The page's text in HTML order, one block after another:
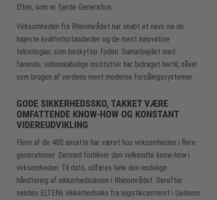
Elten, som er fjerde Generation.
Virksomheden fra Rhinområdet har skabt et navn via de
højeste kvalitetsstandarder og de mest innovative
teknologier, som beskytter foden. Samarbejdet med
førende, videnskabelige institutter har bidraget hertil, såvel
som brugen af verdens mest moderne forsålingssystemer.
GODE SIKKERHEDSSKO, TAKKET VÆRE
OMFATTENDE KNOW-HOW OG KONSTANT
VIDEREUDVIKLING
Flere af de 400 ansatte har været hos virksomheden i flere
generationer. Dermed forbliver den velkendte know-how i
virksomheden. Til dato, udføres hele den endelige
håndtering af sikkerhedsskoen i Rhinområdet. Derefter
sendes ELTENs sikkerhedssko fra logistikcenteret i Uedems